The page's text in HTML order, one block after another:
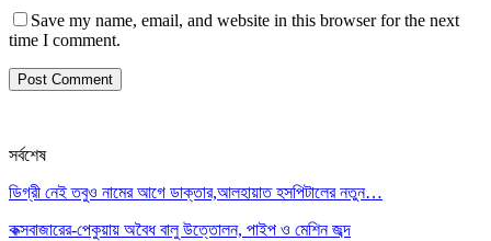
Save my name, email, and website in this browser for the next
time I comment.
সর্বশেষ
ডিগ্রী নেই তবুও নামের আগে ডাক্তার,আলহায়াত হসপিটালের নতুন…
কক্সবাজারের-পেকুয়ায় অবৈধ বালু উত্তোলন, পাইপ ও মেশিন জব্দ